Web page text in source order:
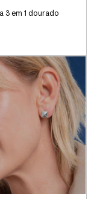
3 em 1 dourado